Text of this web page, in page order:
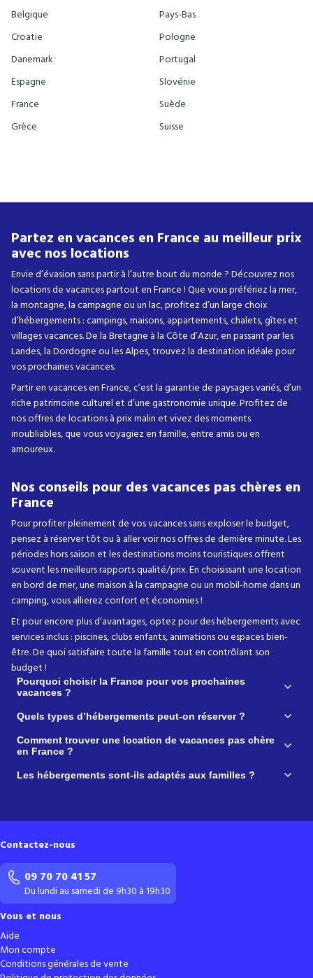
Belgique
Croatie
Danemark
Espagne
France
Grèce
Pays-Bas
Pologne
Portugal
Slovénie
Suède
Suisse
Partez en vacances en France au meilleur prix
avec nos locations
Envie d’évasion sans partir à l’autre bout du monde ? Découvrez nos
locations de vacances partout en France ! Que vous préfériez la mer,
la montagne, la campagne ou un lac, profitez d’un large choix
d’hébergements : campings, maisons, appartements, chalets, gîtes et
villages vacances. De la Bretagne à la Côte d’Azur, en passant par les
Landes, la Dordogne ou les Alpes, trouvez la destination idéale pour
vos prochaines vacances.
Partir en vacances en France, c’est la garantie de paysages variés, d’un
riche patrimoine culturel et d’une gastronomie unique. Profitez de
nos offres de locations à prix malin et vivez des moments
inoubliables, que vous voyagiez en famille, entre amis ou en
amoureux.
Nos conseils pour des vacances pas chères en
France
Pour profiter pleinement de vos vacances sans exploser le budget,
pensez à réserver tôt ou à aller voir nos offres de dernière minute. Les
périodes hors saison et les destinations moins touristiques offrent
souvent les meilleurs rapports qualité/prix. En choisissant une location
en bord de mer, une maison à la campagne ou un mobil-home dans un
camping, vous allierez confort et économies !
Et pour encore plus d’avantages, optez pour des hébergements avec
services inclus : piscines, clubs enfants, animations ou espaces bien-
être. De quoi satisfaire toute la famille tout en contrôlant son
budget !
Contactez-nous
09 70 70 41 57
Du lundi au samedi de 9h30 à 19h30
Vous et nous
Aide
Mon compte
Conditions générales de vente